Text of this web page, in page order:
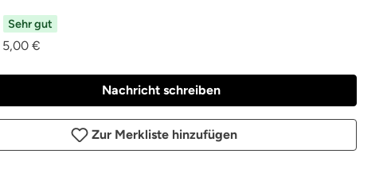
Sehr gut
5,00 €
Nachricht schreiben
Zur Merkliste hinzufügen